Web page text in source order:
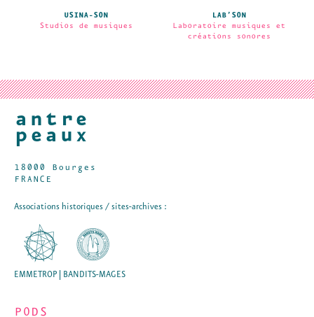
USINA-SON
Studios de musiques
LAB’SON
Laboratoire musiques et
créations sonores
18000 Bourges
FRANCE
Associations historiques / sites-archives :
EMMETROP | BANDITS-MAGES
PODS